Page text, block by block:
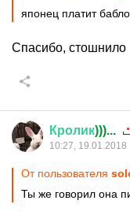
японец платит
Спасибо, стошнило
Кролик)))...
10:27, 19.01.2018
От пользователя
Ты же говорил она